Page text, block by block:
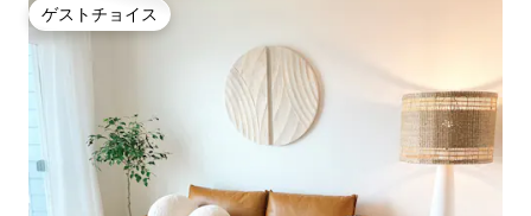
ゲストチョイス
ゲストチョイス